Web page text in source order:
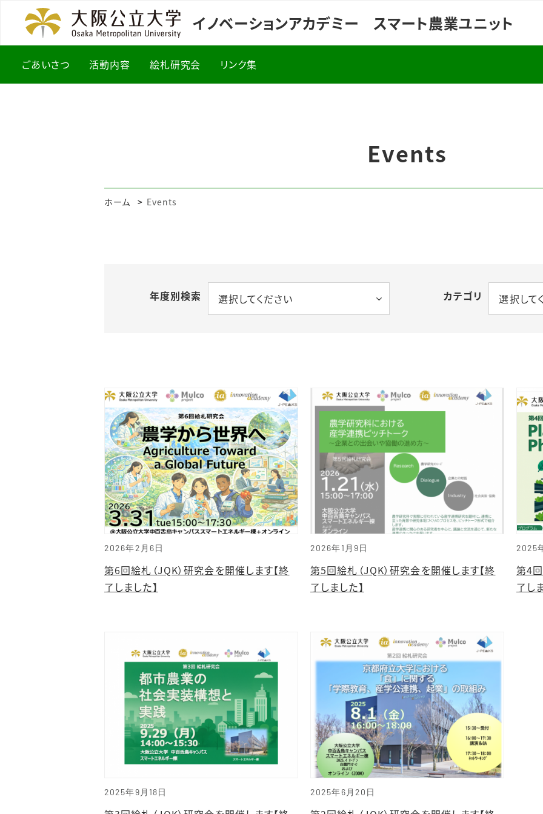
イノベーションアカデミー スマート農業ユニット
ごあいさつ 活動内容 絵札研究会 リンク集
Events
ホーム Events
年度別検索 選択してください カテゴリ 選択して
2026年2月6日
第6回絵札（JQK）研究会を開催します【終
了しました】
2026年1月9日
第5回絵札（JQK）研究会を開催します【終
了しました】
2025
第4
了し
2025年9月18日 2025年6月20日